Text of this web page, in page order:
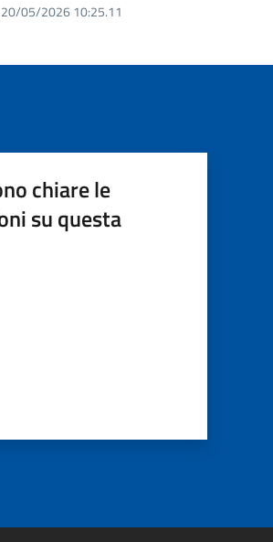
20/05/2026 10:25.11
chiare le
su questa